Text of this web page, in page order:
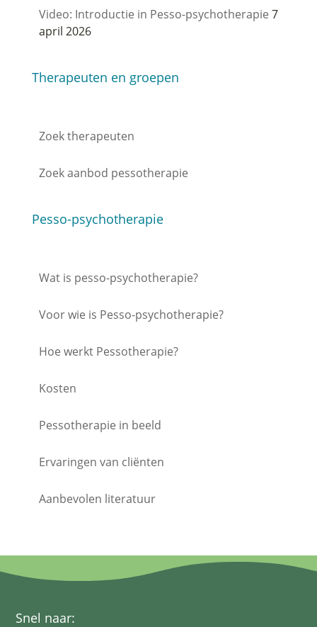
Video: Introductie in Pesso-psychotherapie 7
april 2026
Therapeuten en groepen
Zoek therapeuten
Zoek aanbod pessotherapie
Pesso-psychotherapie
Wat is pesso-psychotherapie?
Voor wie is Pesso-psychotherapie?
Hoe werkt Pessotherapie?
Kosten
Pessotherapie in beeld
Ervaringen van cliënten
Aanbevolen literatuur
Snel naar: